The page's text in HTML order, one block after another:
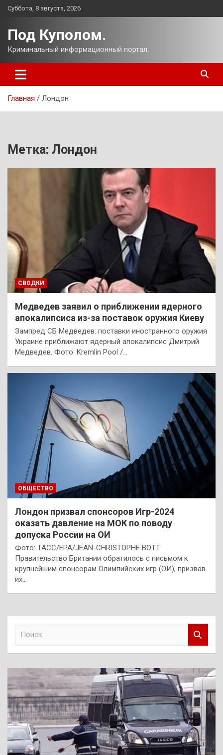
Перейти
Суббота, 8 августа, 2026
Под Куполом.
Криминальный информационный портал.
Главная Лондон
Метка: Лондон
СВОДКИ
Медведев заявил о приближении ядерного
апокалипсиса из-за поставок оружия Киеву
Зампред СБ Медведев: поставки иностранного оружия
Украине приближают ядерный апокалипсис Дмитрий
Медведев. Фото: Kremlin Pool /…
ОБЩЕСТВО
Лондон призвал спонсоров Игр-2024
оказать давление на МОК по поводу
допуска России на ОИ
Фото: ТАСС/EPA/JEAN-CHRISTOPHE BOTT
Правительство Британии обратилось с письмом к
крупнейшим спонсорам Олимпийских игр (ОИ), призвав
их…
к